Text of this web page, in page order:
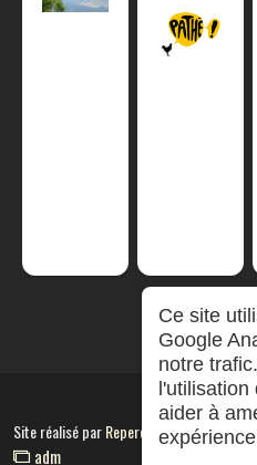
Site réalisé parRepereCom
adm
Ce site
Google
notre
aider à